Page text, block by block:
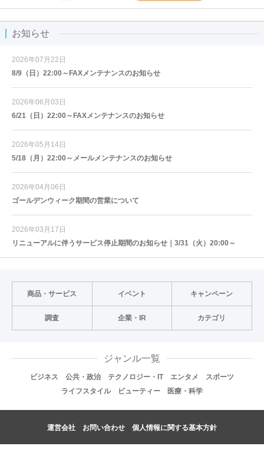
お知らせ
2026年07月22日
8/9（日）22:00～FAXメンテナンスのお知らせ
2026年06月03日
6/21（日）22:00～FAXメンテナンスのお知らせ
2026年05月14日
5/18（月）22:00～メールメンテナンスのお知らせ
2026年04月06日
ゴールデンウィーク期間の営業について
2026年03月17日
リニューアルに伴うサービス停止期間のお知らせ｜3/31（火）20:00～
商品・サービス イベント キャンペーン
調査 企業・IR カテゴリ
ジャンル一覧
ビジネス 公共・政治 テクノロジー・IT エンタメ
スポーツ
ライフスタイル
ビューティー 医療・科学
運営会社 お問い合わせ 個人情報に関する基本方針